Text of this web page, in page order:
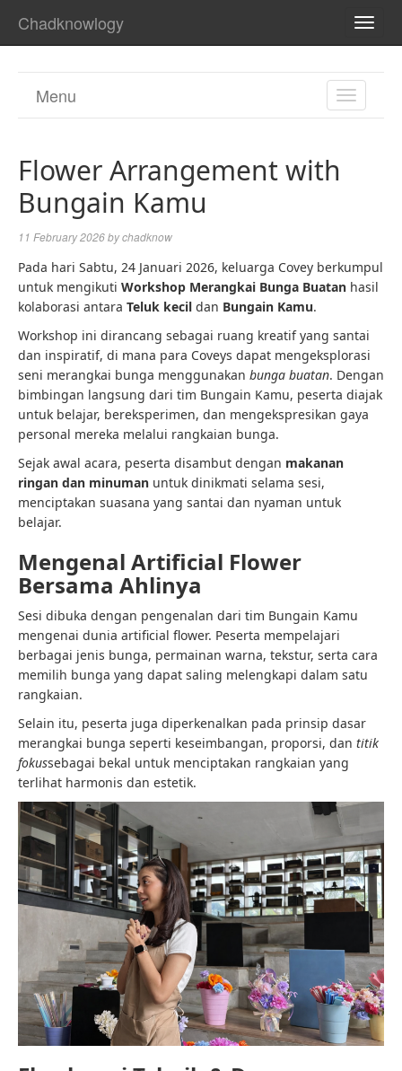
Chadknowlogy
TOGGLE
Menu
Flower Arrangement with
Bungain Kamu
11 February 2026bychadknow
Pada hari Sabtu, 24 Januari 2026, keluarga Covey berkumpul
untuk mengikuti Workshop Merangkai Bunga Buatan hasil
kolaborasi antara Teluk kecil dan Bungain Kamu.
Workshop ini dirancang sebagai ruang kreatif yang santai
dan inspiratif, di mana para Coveys dapat mengeksplorasi
seni merangkai bunga menggunakan bunga buatan. Dengan
bimbingan langsung dari tim Bungain Kamu, peserta diajak
untuk belajar, bereksperimen, dan mengekspresikan gaya
personal mereka melalui rangkaian bunga.
Sejak awal acara, peserta disambut dengan makanan
ringan dan minuman untuk dinikmati selama sesi,
menciptakan suasana yang santai dan nyaman untuk
belajar.
Mengenal Artificial Flower
Bersama Ahlinya
Sesi dibuka dengan pengenalan dari tim Bungain Kamu
mengenai dunia artificial flower. Peserta mempelajari
berbagai jenis bunga, permainan warna, tekstur, serta cara
memilih bunga yang dapat saling melengkapi dalam satu
rangkaian.
Selain itu, peserta juga diperkenalkan pada prinsip dasar
merangkai bunga seperti keseimbangan, proporsi, dan titik
fokussebagai bekal untuk menciptakan rangkaian yang
terlihat harmonis dan estetik.